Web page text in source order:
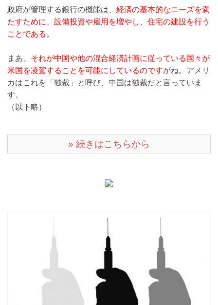
政府が管理する銀行の機能は、 経済の基本的なニーズを満
たすために、設備投資や雇用を増やし、住宅の建設を行う
ことである。
まあ、 それが中国や他の混合経済計画に従っている国々が
米国を凌駕することを可能にしているのですがね。アメリ
カはこれを「独裁」と呼び、中国は独裁だと言っていま
す。
（以下略）
» 続きはこちらから